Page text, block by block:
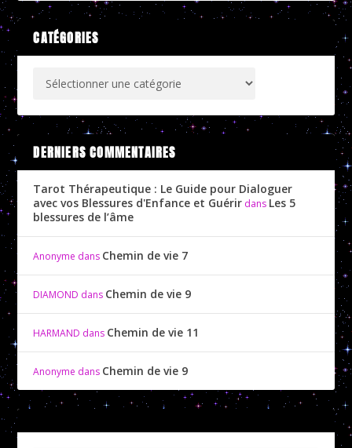
CATÉGORIES
DERNIERS COMMENTAIRES
Tarot Thérapeutique : Le Guide pour Dialoguer
avec vos Blessures d'Enfance et Guérir dans Les 5
blessures de l’âme
Anonyme dans Chemin de vie 7
DIAMOND dans Chemin de vie 9
HARMAND dans Chemin de vie 11
Anonyme dans Chemin de vie 9